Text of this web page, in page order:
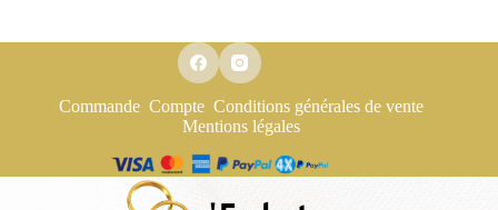
Commande Compte Conditions générales de vente
Mentions légales